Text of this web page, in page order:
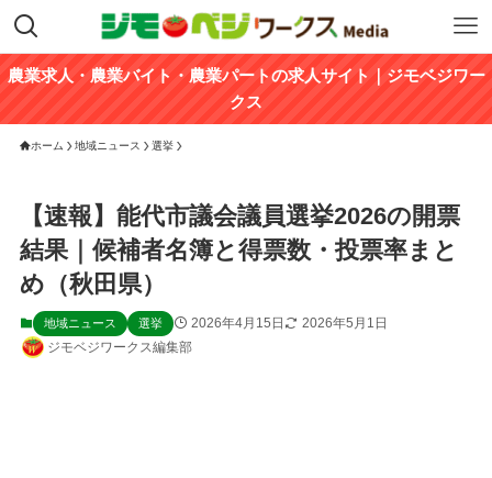
農業求人・農業バイト・農業パートの求人サイト｜ジモベジワー
クス
ホーム 地域ニュース 選挙
【速報】能代市議会議員選挙2026の開票
結果｜候補者名簿と得票数・投票率まと
め（秋田県）
地域ニュース 選挙 2026年4月15日
2026年5月1日
ジモベジワークス編集部